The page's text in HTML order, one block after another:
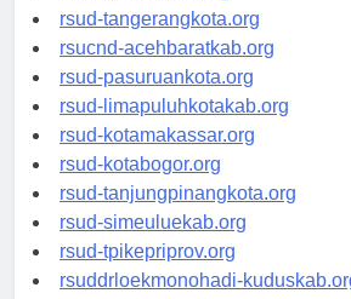
rsud-kotabekasi.org
rsud-tangerangkota.org
rsucnd-acehbaratkab.org
rsud-pasuruankota.org
rsud-limapuluhkotakab.org
rsud-kotamakassar.org
rsud-kotabogor.org
rsud-tanjungpinangkota.org
rsud-simeuluekab.org
rsud-tpikepriprov.org